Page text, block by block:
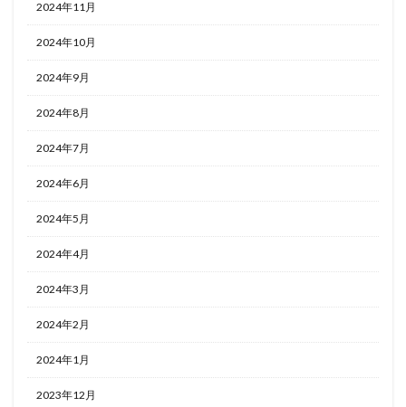
2024年11月
2024年10月
2024年9月
2024年8月
2024年7月
2024年6月
2024年5月
2024年4月
2024年3月
2024年2月
2024年1月
2023年12月